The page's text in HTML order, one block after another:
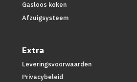
Gasloos koken
Afzuigsysteem
Extra
Leveringsvoorwaarden
Privacybeleid